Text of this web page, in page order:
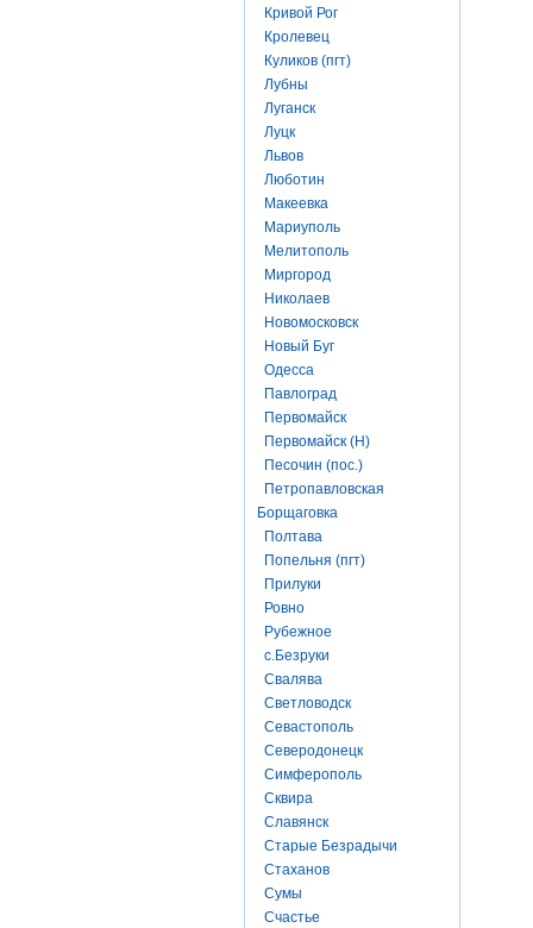
Кривой Рог
Кролевец
Куликов (пгт)
Лубны
Луганск
Луцк
Львов
Люботин
Макеевка
Мариуполь
Мелитополь
Миргород
Николаев
Новомосковск
Новый Буг
Одесса
Павлоград
Первомайск
Первомайск (Н)
Песочин (пос.)
Петропавловская
Борщаговка
Полтава
Попельня (пгт)
Прилуки
Ровно
Рубежное
с.Безруки
Свалява
Светловодск
Севастополь
Северодонецк
Симферополь
Сквира
Славянск
Старые Безрадычи
Стаханов
Сумы
Счастье